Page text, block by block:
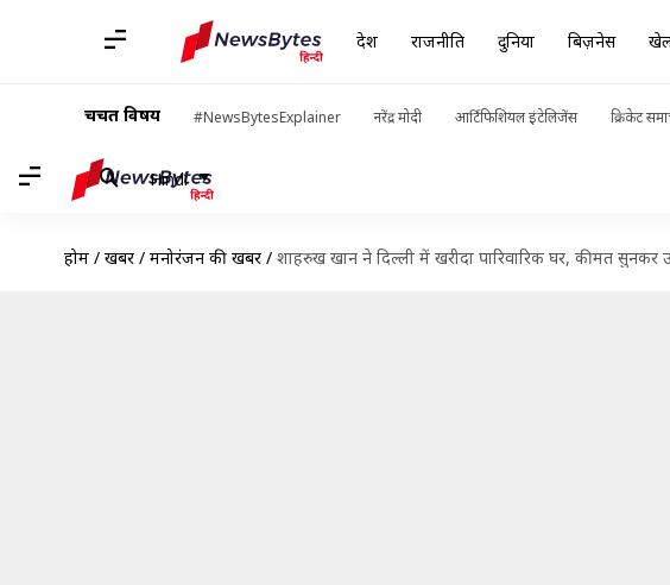
देश राजनीति दुनिया बिज़नेस
चर्चित विषय #NewsBytesExplainer नरेंद्र मोदी आर्टिफिशियल इंटेलिजेंस क्रिकेट
Hindi
होम / खबरें / मनोरंजन की खबरें / शाहरुख खान ने दिल्ली में खरीदा पारिवारिक घर, कीमत सुनकर